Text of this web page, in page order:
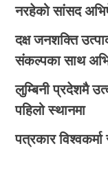
नरहेको सांसद
दक्ष जनशक्ति
संकल्पका साथ
लुम्बिनी प्रदेशमै
पहिलो स्थानमा
पत्रकार विश्वकर्मा